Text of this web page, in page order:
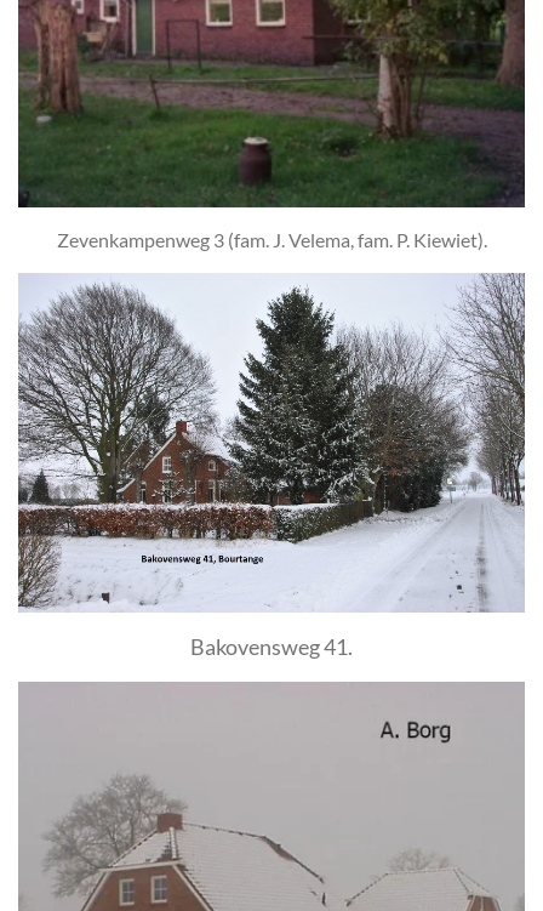
Zevenkampenweg 3 (fam. J. Velema, fam. P. Kiewiet).
Bakovensweg 41.